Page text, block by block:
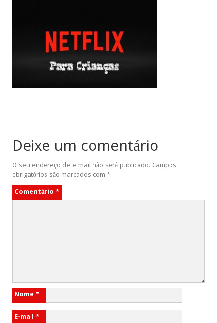
Deixe um comentário
O seu endereço de e-mail não será publicado. Campos
obrigatórios são marcados com *
Comentário *
Nome *
E-mail *